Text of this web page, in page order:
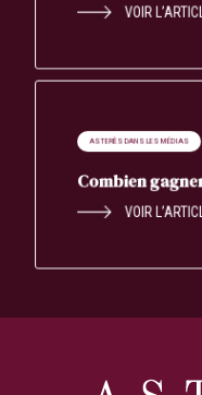
VOIR
ASTERÈS DANS LES MÉDIAS
Combien
VOIR